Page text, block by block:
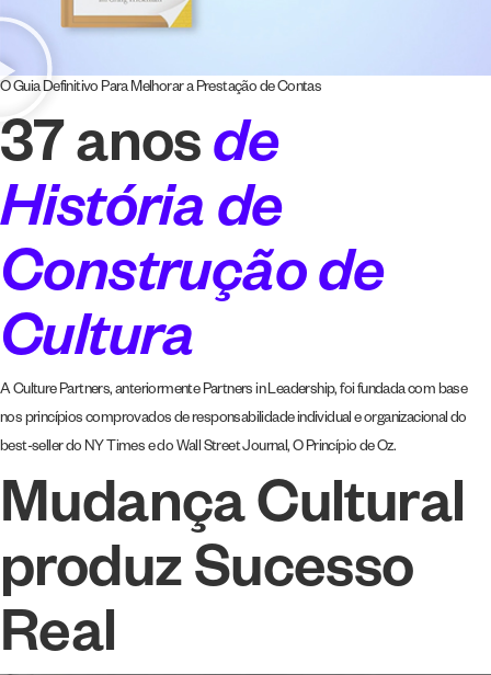
O Guia Definitivo Para Melhorar a Prestação de Contas
37 anos de
História de
Construção de
Cultura
A Culture Partners, anteriormente Partners in Leadership, foi fundada com base
nos princípios comprovados de responsabilidade individual e organizacional do
best-seller do NY Times e do Wall Street Journal, O Princípio de Oz.
Mudança Cultural
produz Sucesso
Real